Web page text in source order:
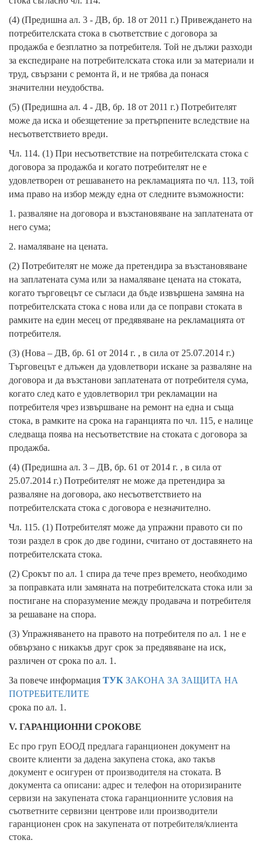
(4) (Предишна ал. 3 - ДВ, бр. 18 от 2011 г.) Привеждането на
потребителската стока в съответствие с договора за
продажба е безплатно за потребителя. Той не дължи разходи
за експедиране на потребителската стока или за материали и
труд, свързани с ремонта й, и не трябва да понася
значителни неудобства.
(5) (Предишна ал. 4 - ДВ, бр. 18 от 2011 г.) Потребителят
може да иска и обезщетение за претърпените вследствие на
несъответствието вреди.
Чл. 114. (1) При несъответствие на потребителската стока с
договора за продажба и когато потребителят не е
удовлетворен от решаването на рекламацията по чл. 113, той
има право на избор между една от следните възможности:
1. разваляне на договора и възстановяване на заплатената от
него сума;
2. намаляване на цената.
(2) Потребителят не може да претендира за възстановяване
на заплатената сума или за намаляване цената на стоката,
когато търговецът се съгласи да бъде извършена замяна на
потребителската стока с нова или да се поправи стоката в
рамките на един месец от предявяване на рекламацията от
потребителя.
(3) (Нова – ДВ, бр. 61 от 2014 г. , в сила от 25.07.2014 г.)
Търговецът е длъжен да удовлетвори искане за разваляне на
договора и да възстанови заплатената от потребителя сума,
когато след като е удовлетворил три рекламации на
потребителя чрез извършване на ремонт на една и съща
стока, в рамките на срока на гаранцията по чл. 115, е налице
следваща поява на несъответствие на стоката с договора за
продажба.
(4) (Предишна ал. 3 – ДВ, бр. 61 от 2014 г. , в сила от
25.07.2014 г.) Потребителят не може да претендира за
разваляне на договора, ако несъответствието на
потребителската стока с договора е незначително.
Чл. 115. (1) Потребителят може да упражни правото си по
този раздел в срок до две години, считано от доставянето на
потребителската стока.
(2) Срокът по ал. 1 спира да тече през времето, необходимо
за поправката или замяната на потребителската стока или за
постигане на споразумение между продавача и потребителя
за решаване на спора.
(3) Упражняването на правото на потребителя по ал. 1 не е
обвързано с никакъв друг срок за предявяване на иск,
различен от срока по ал. 1.
За повече информация ТУК ЗАКОНА ЗА ЗАЩИТА НА
ПОТРЕБИТЕЛИТЕ
срока по ал. 1.
V. ГАРАНЦИОННИ СРОКОВЕ
Ес про груп ЕООД предлага гаранционен документ на
своите клиенти за дадена закупена стока, ако такъв
документ е осигурен от производителя на стоката. В
документа са описани: адрес и телефон на оторизираните
сервизи на закупената стока гаранционните условия на
съответните сервизни центрове или производители
гаранционен срок на закупената от потребителя/клиента
стока.